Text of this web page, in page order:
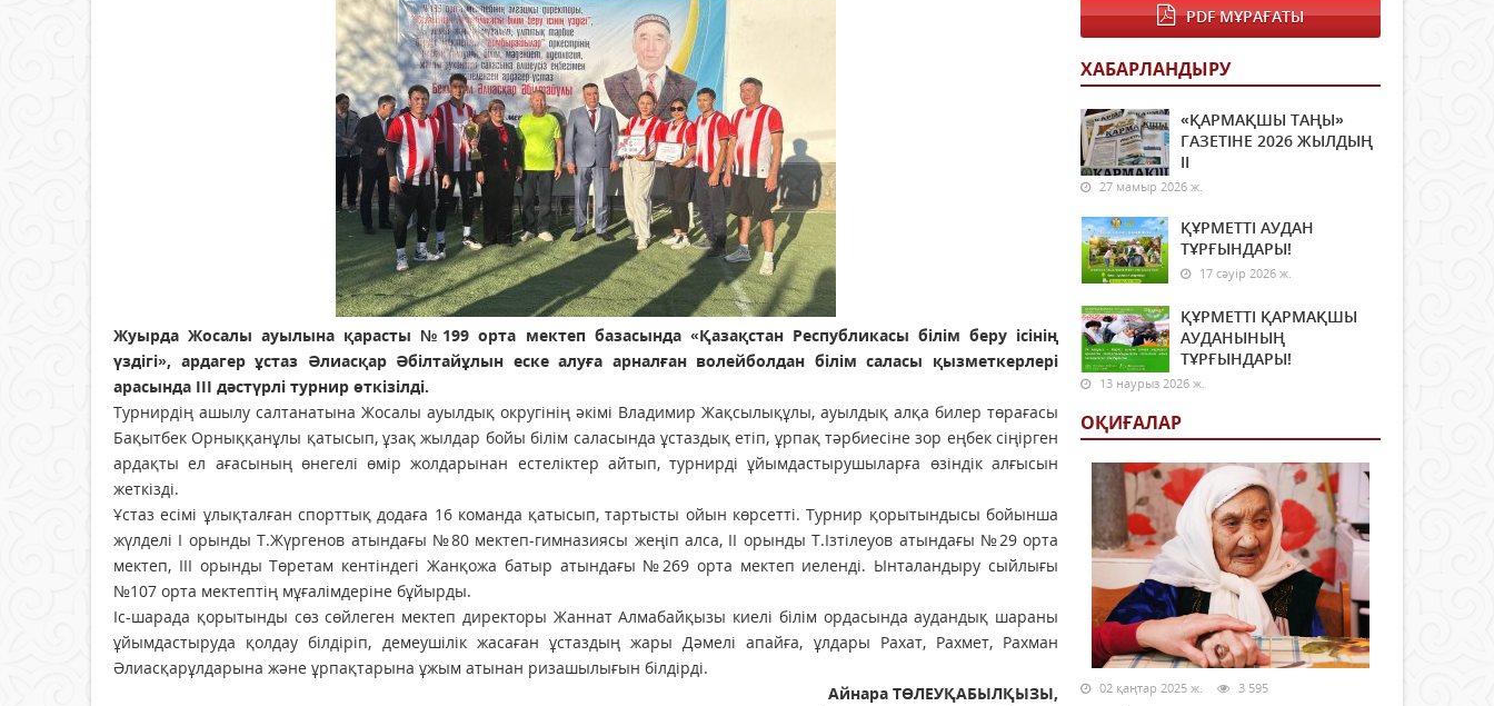
Жуырда Жосалы ауылына қарасты №199 орта мектеп базасында «Қазақстан Республикасы білім беру ісінің
үздігі», ардагер ұстаз Әлиасқар Әбілтайұлын еске алуға арналған волейболдан білім саласы қызметкерлері
арасында ІІІ дәстүрлі турнир өткізілді.
Турнирдің ашылу салтанатына Жосалы ауылдық округінің әкімі Владимир Жақсылықұлы, ауылдық алқа билер төрағасы
Бақытбек Орныққанұлы қатысып, ұзақ жылдар бойы білім саласында ұстаздық етіп, ұрпақ тәрбиесіне зор еңбек сіңірген
ардақты ел ағасының өнегелі өмір жолдарынан естеліктер айтып, турнирді ұйымдастырушыларға өзіндік алғысын
жеткізді.
Ұстаз есімі ұлықталған спорттық додаға 16 команда қатысып, тартысты ойын көрсетті. Турнир қорытындысы бойынша
жүлделі І орынды Т.Жүргенов атындағы №80 мектеп-гимназиясы жеңіп алса, ІІ орынды Т.Ізтілеуов атындағы №29 орта
мектеп, ІІІ орынды Төретам кентіндегі Жанқожа батыр атындағы №269 орта мектеп иеленді. Ынталандыру сыйлығы
№107 орта мектептің мұғалімдеріне бұйырды.
Іс-шарада қорытынды сөз сөйлеген мектеп директоры Жаннат Алмабайқызы киелі білім ордасында аудандық шараны
ұйымдастыруда қолдау білдіріп, демеушілік жасаған ұстаздың жары Дәмелі апайға, ұлдары Рахат, Рахмет, Рахман
Әлиасқарұлдарына және ұрпақтарына ұжым атынан ризашылығын білдірді.
Айнара ТӨЛЕУҚАБЫЛҚЫЗЫ,
PDF МҰРАҒАТЫ
ХАБАРЛАНДЫРУ
«ҚАРМАҚШЫ ТАҢЫ»
ГАЗЕТІНЕ 2026 ЖЫЛДЫҢ
ІI
27 мамыр 2026 ж.
ҚҰРМЕТТІ АУДАН
ТҰРҒЫНДАРЫ!
17 сәуір 2026 ж.
ҚҰРМЕТТІ ҚАРМАҚШЫ
АУДАНЫНЫҢ
ТҰРҒЫНДАРЫ!
13 наурыз 2026 ж.
ОҚИҒАЛАР
02 қаңтар 2025 ж. 3 595